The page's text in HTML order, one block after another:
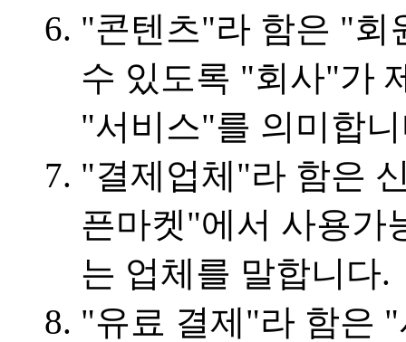
"콘텐츠"라 함은 "회
수 있도록 "회사"가
"서비스"를 의미합
"결제업체"라 함은
픈마켓"에서 사용가
는 업체를 말합니다.
"유료 결제"라 함은